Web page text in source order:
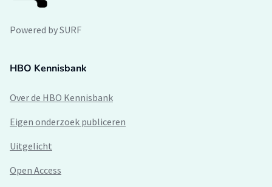
Powered by SURF
HBO Kennisbank
Over de HBO Kennisbank
Eigen onderzoek publiceren
Uitgelicht
Open Access